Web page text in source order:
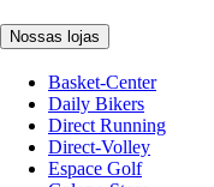
Nossas lojas
Basket-Center
Daily Bikers
Direct Running
Direct-Volley
Espace Golf